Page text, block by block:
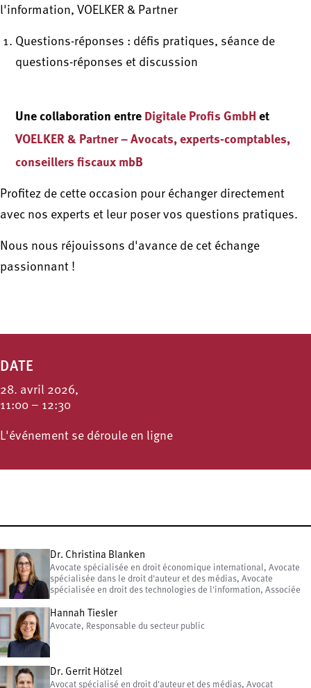
l'information, VOELKER & Partner
Questions-réponses : défis pratiques, séance de
questions-réponses et discussion
Une collaboration entreDigitale Profis GmbHet
VOELKER & Partner – Avocats, experts-comptables,
conseillers fiscaux mbB
Profitez de cette occasion pour échanger directement
avec nos experts et leur poser vos questions pratiques.
Nous nous réjouissons d'avance de cet échange
passionnant !
DATE
28. avril 2026,
11:00 – 12:30
L'événement se déroule en ligne
Dr. Christina Blanken
Avocate spécialisée en droit économique international, Avocate
spécialisée dans le droit d'auteur et des médias, Avocate
spécialisée en droit des technologies de l'information, Associée
Hannah Tiesler
Avocate, Responsable du secteur public
Dr. Gerrit Hötzel
Avocat spécialisé en droit d'auteur et des médias, Avocat